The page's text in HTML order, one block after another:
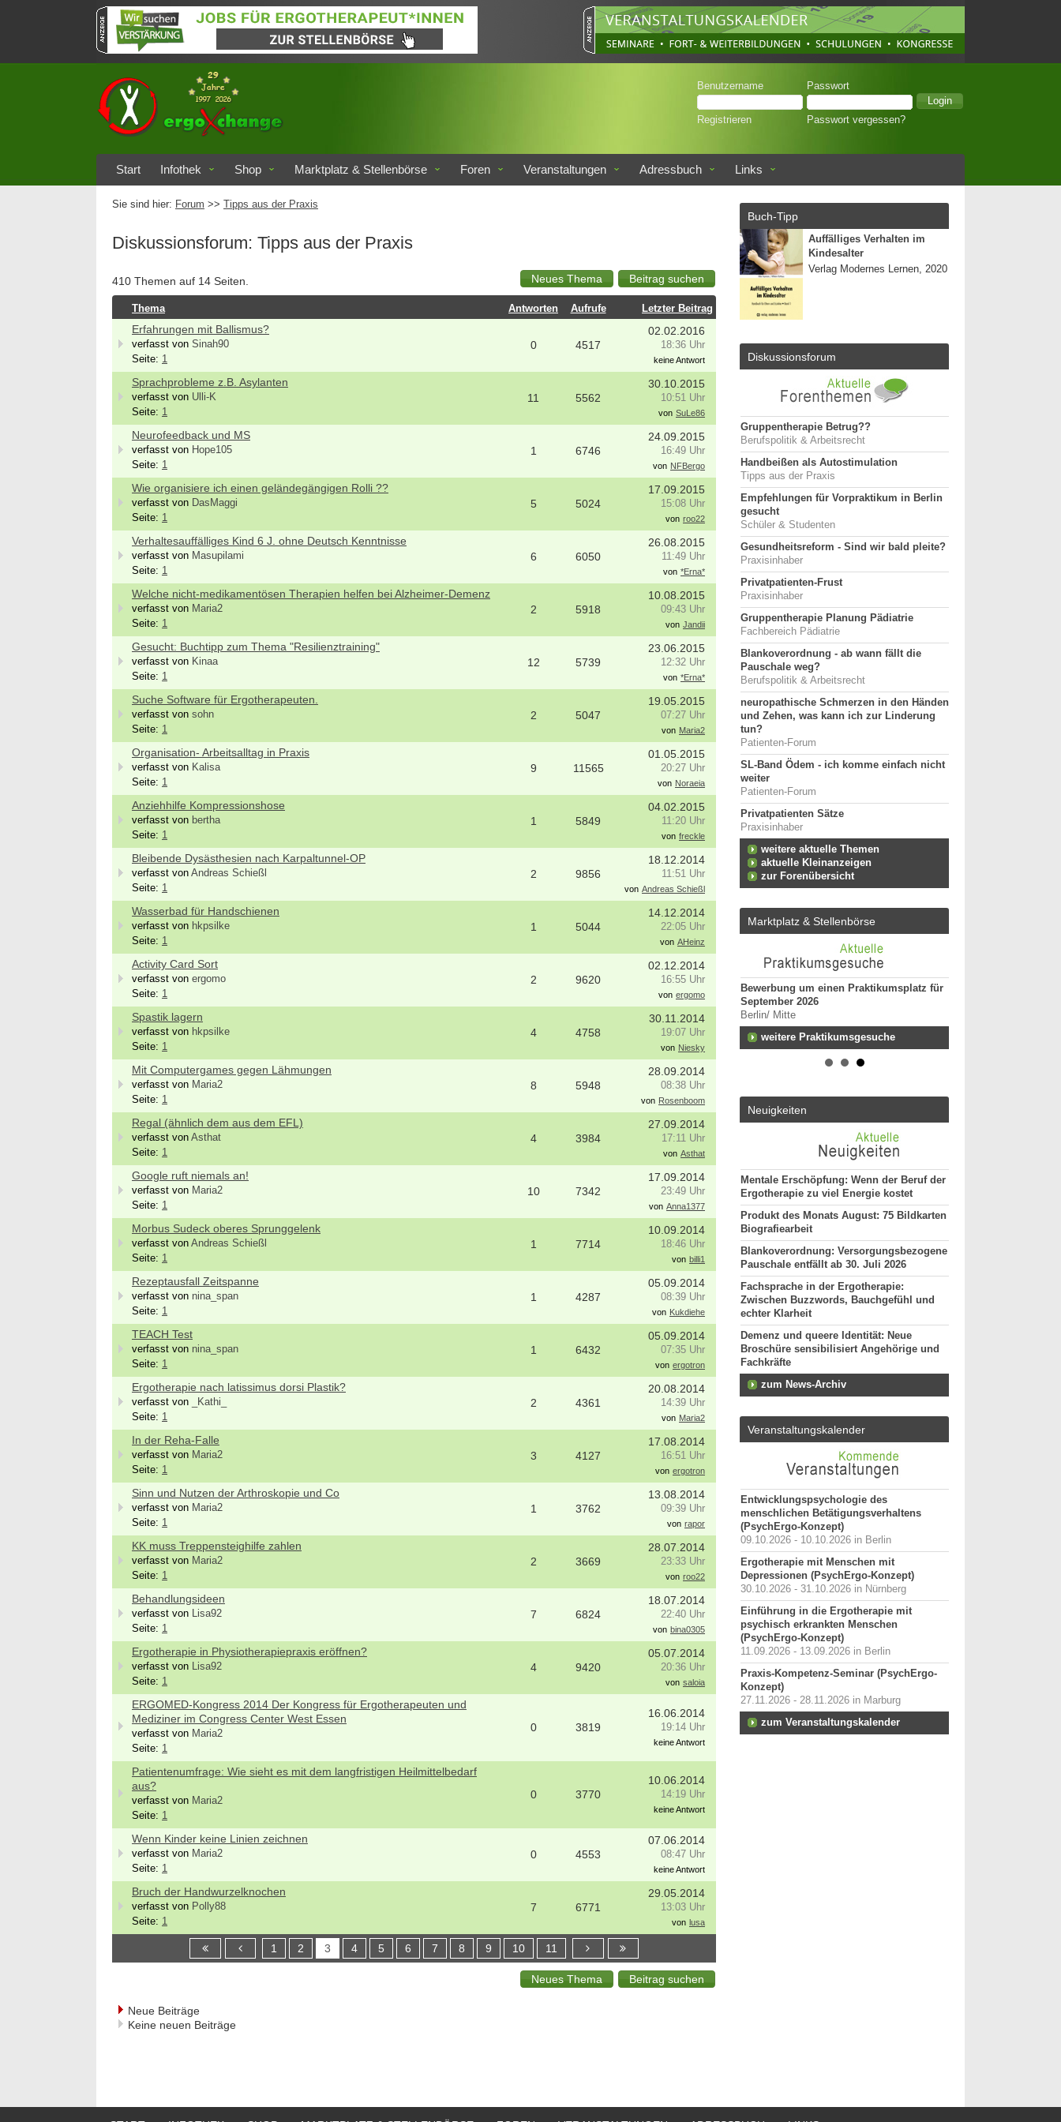
Benutzername Passwort
Registrieren Passwort vergessen?
Start Infothek Shop Marktplatz & Stellenbörse Foren Veranstaltungen Adressbuch Links
Sie sind hier: Forum >> Tipps aus der Praxis
Diskussionsforum: Tipps aus der Praxis
410 Themen auf 14 Seiten.
Thema Antworten Aufrufe Letzter Beitrag
Erfahrungen mit Ballismus?
verfasst von Sinah90
Seite: 1
0 4517
02.02.2016
18:36 Uhr
keine Antwort
Sprachprobleme z.B. Asylanten
verfasst von Ulli-K
Seite: 1
11 5562
30.10.2015
10:51 Uhr
von SuLe86
Neurofeedback und MS
verfasst von Hope105
Seite: 1
1 6746
24.09.2015
16:49 Uhr
von NFBergo
Wie organisiere ich einen geländegängigen Rolli ??
verfasst von DasMaggi
Seite: 1
5 5024
17.09.2015
15:08 Uhr
von roo22
Verhaltesauffälliges Kind 6 J. ohne Deutsch Kenntnisse
verfasst von Masupilami
Seite: 1
6 6050
26.08.2015
11:49 Uhr
von *Erna*
Welche nicht-medikamentösen Therapien helfen bei Alzheimer-Demenz
verfasst von Maria2
Seite: 1
2 5918
10.08.2015
09:43 Uhr
von Jandii
Gesucht: Buchtipp zum Thema "Resilienztraining"
verfasst von Kinaa
Seite: 1
12 5739
23.06.2015
12:32 Uhr
von *Erna*
Suche Software für Ergotherapeuten.
verfasst von sohn
Seite: 1
2 5047
19.05.2015
07:27 Uhr
von Maria2
Organisation- Arbeitsalltag in Praxis
verfasst von Kalisa
Seite: 1
9 11565
01.05.2015
20:27 Uhr
von Noraeia
Anziehhilfe Kompressionshose
verfasst von bertha
Seite: 1
1 5849
04.02.2015
11:20 Uhr
von freckle
Bleibende Dysästhesien nach Karpaltunnel-OP
verfasst von Andreas Schießl
Seite: 1
2 9856
18.12.2014
11:51 Uhr
von Andreas Schießl
Wasserbad für Handschienen
verfasst von hkpsilke
Seite: 1
1 5044
14.12.2014
22:05 Uhr
von AHeinz
Activity Card Sort
verfasst von ergomo
Seite: 1
2 9620
02.12.2014
16:55 Uhr
von ergomo
Spastik lagern
verfasst von hkpsilke
Seite: 1
4 4758
30.11.2014
19:07 Uhr
von Niesky
Mit Computergames gegen Lähmungen
verfasst von Maria2
Seite: 1
8 5948
28.09.2014
08:38 Uhr
von Rosenboom
Regal (ähnlich dem aus dem EFL)
verfasst von Asthat
Seite: 1
4 3984
27.09.2014
17:11 Uhr
von Asthat
Google ruft niemals an!
verfasst von Maria2
Seite: 1
10 7342
17.09.2014
23:49 Uhr
von Anna1377
Morbus Sudeck oberes Sprunggelenk
verfasst von Andreas Schießl
Seite: 1
1 7714
10.09.2014
18:46 Uhr
von billi1
Rezeptausfall Zeitspanne
verfasst von nina_span
Seite: 1
1 4287
05.09.2014
08:39 Uhr
von Kukdiehe
TEACH Test
verfasst von nina_span
Seite: 1
1 6432
05.09.2014
07:35 Uhr
von ergotron
Ergotherapie nach latissimus dorsi Plastik?
verfasst von
_Kathi_
Seite: 1
2 4361
20.08.2014
14:39 Uhr
von Maria2
In der Reha-Falle
verfasst von Maria2
Seite: 1
3 4127
17.08.2014
16:51 Uhr
von ergotron
Sinn und Nutzen der Arthroskopie und Co
verfasst von Maria2
Seite: 1
1 3762
13.08.2014
09:39 Uhr
von rapor
KK muss Treppensteighilfe zahlen
verfasst von Maria2
Seite: 1
2 3669
28.07.2014
23:33 Uhr
von roo22
Behandlungsideen
verfasst von Lisa92
Seite: 1
7 6824
18.07.2014
22:40 Uhr
von bina0305
Ergotherapie in Physiotherapiepraxis eröffnen?
verfasst von Lisa92
Seite: 1
4 9420
05.07.2014
20:36 Uhr
von saloia
ERGOMED-Kongress 2014 Der Kongress für Ergotherapeuten und
Mediziner im Congress Center West Essen
verfasst von Maria2
Seite: 1
0 3819
16.06.2014
19:14 Uhr
keine Antwort
Patientenumfrage: Wie sieht es mit dem langfristigen Heilmittelbedarf
aus?
verfasst von Maria2
Seite: 1
0 3770
10.06.2014
14:19 Uhr
keine Antwort
Wenn Kinder keine Linien zeichnen
verfasst von Maria2
Seite: 1
0 4553
07.06.2014
08:47 Uhr
keine Antwort
Bruch der Handwurzelknochen
verfasst von Polly88
Seite: 1
7 6771
29.05.2014
13:03 Uhr
von lusa
1 2 3 4 5 6 7 8 9 10 11
Neue Beiträge
Keine neuen Beiträge
Buch-Tipp
Auffälliges Verhalten im
Kindesalter
Verlag Modernes Lernen, 2020
Diskussionsforum
Gruppentherapie Betrug??
Berufspolitik & Arbeitsrecht
Handbeißen als Autostimulation
Tipps aus der Praxis
Empfehlungen für Vorpraktikum in Berlin
gesucht
Schüler & Studenten
Gesundheitsreform - Sind wir bald pleite?
Praxisinhaber
Privatpatienten-Frust
Praxisinhaber
Gruppentherapie Planung Pädiatrie
Fachbereich Pädiatrie
Blankoverordnung - ab wann fällt die
Pauschale weg?
Berufspolitik & Arbeitsrecht
neuropathische Schmerzen in den Händen
und Zehen, was kann ich zur Linderung
tun?
Patienten-Forum
SL-Band Ödem - ich komme einfach nicht
weiter
Patienten-Forum
Privatpatienten Sätze
Praxisinhaber
weitere aktuelle Themen
aktuelle Kleinanzeigen
zur Forenübersicht
Marktplatz & Stellenbörse
Bewerbung um einen Praktikumsplatz für
September 2026
Berlin/ Mitte
weitere Praktikumsgesuche
ES 22/2026
Ergotherapeutische Praxis in Berlin zum
01.03.2027 zu verkaufen
Starte als selbständige Ergotherapeut*in
in etablierter Praxengemeinschaft
40000-49999 - Duisburg-Stadtmitte
70000-79999 - Raum Karlsruhe
weitere Praxisanzeigen
Bewerbung um einen Praktikumsplatz für
September 2026
Berlin/ Mitte
weitere Praktikumsgesuche
Neuigkeiten
Mentale Erschöpfung: Wenn der Beruf der
Ergotherapie zu viel Energie kostet
Produkt des Monats August: 75 Bildkarten
Biografiearbeit
Blankoverordnung: Versorgungsbezogene
Pauschale entfällt ab 30. Juli 2026
Fachsprache in der Ergotherapie:
Zwischen Buzzwords, Bauchgefühl und
echter Klarheit
Demenz und queere Identität: Neue
Broschüre sensibilisiert Angehörige und
Fachkräfte
zum News-Archiv
Veranstaltungskalender
Entwicklungspsychologie des
menschlichen Betätigungsverhaltens
(PsychErgo-Konzept)
09.10.2026 - 10.10.2026 in Berlin
Ergotherapie mit Menschen mit
Depressionen (PsychErgo-Konzept)
30.10.2026 - 31.10.2026 in Nürnberg
Einführung in die Ergotherapie mit
psychisch erkrankten Menschen
(PsychErgo-Konzept)
11.09.2026 - 13.09.2026 in Berlin
Praxis-Kompetenz-Seminar (PsychErgo-
Konzept)
27.11.2026 - 28.11.2026 in Marburg
zum Veranstaltungskalender